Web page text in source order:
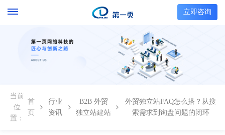
立即咨询
当前
位
置：
首
页
行业
资讯
B2B 外贸
独立站建站
外贸独立站FAQ怎么搭？从搜
索需求到询盘问题的闭环